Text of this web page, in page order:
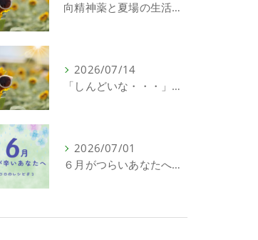
向精神薬と夏場の生活について｜精神科特化訪問看護ミント【明石市・神戸市垂水区・神戸市西区】
2026/07/14
「しんどいな・・・」それ、こころの問題じゃないかもしれません｜精神科特化訪問看護ミント【明石市・神戸市西区・垂水区】
2026/07/01
６月がつらいあなたへ｜頑張れない日にも意味がある